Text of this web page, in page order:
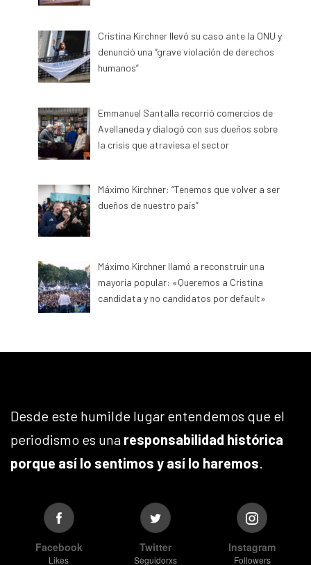
Cristina Kirchner llevó su caso ante la ONU y
denunció una “grave violación de derechos
humanos”
Emmanuel Santalla recorrió comercios de
Avellaneda y dialogó con sus dueños sobre
la crisis que atraviesa el sector
Máximo Kirchner: “Tenemos que volver a ser
dueños de nuestro país”
Máximo Kirchner llamó a reconstruir una
mayoría popular: «Queremos a Cristina
candidata y no candidatos por default»
Desde este humilde lugar entendemos que el
periodismo es una responsabilidad histórica
porque así lo sentimos y así lo haremos
Facebook
Likes
Twitter
Seguidorxs
Instagram
Followers